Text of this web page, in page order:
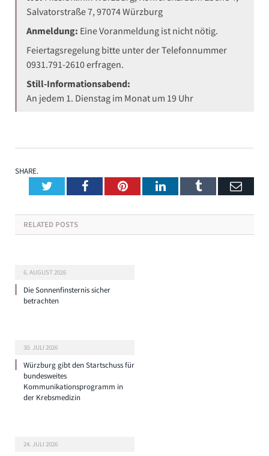
Salvatorstraße 7, 97074 Würzburg
Anmeldung: Eine Voranmeldung ist nicht nötig.
Feiertagsregelung bitte unter der Telefonnummer
0931.791-2610 erfragen.
Still-Informationsabend:
An jedem 1. Dienstag im Monat um 19 Uhr
SHARE.
TwitterFacebookPinterestLinkedInTumblr
RELATED POSTS
6. AUGUST 2026
Die Sonnenfinsternis sicher
betrachten
30. JULI 2026
Würzburg gibt den Startschuss für
bundesweites
Kommunikationsprogramm in
der Krebsmedizin
24. JULI 2026